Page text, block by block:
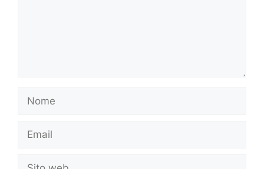
Nome
Email
Sito